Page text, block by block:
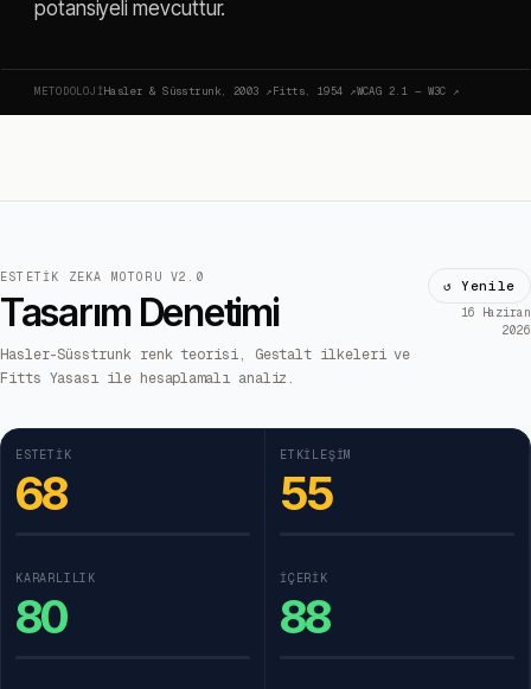
potansiyeli mevcuttur.
METODOLOJIHasler & Süsstrunk, 2003 ↗Fitts, 1954 ↗WCAG 2.1 — W3C ↗
ESTETIK ZEKA MOTORU V2.0
Tasarım Denetimi
Hasler-Süsstrunk renk teorisi, Gestalt ilkeleri ve
Fitts Yasası ile hesaplamalı analiz.
↺ Yenile
16 Haziran
2026
ESTETIK
68
ETKILEŞIM
55
KARARLILIK
80
İÇERIK
88